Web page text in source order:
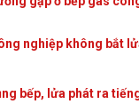
nghiệp không bắt
bếp, lửa phát ra